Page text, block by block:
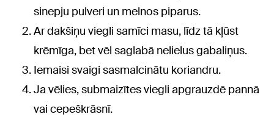
sinepju pulveri un melnos piparus.
Ar dakšiņu viegli samīci masu, līdz tā kļūst
krēmīga, bet vēl saglabā nelielus gabaliņus.
Iemaisi svaigi sasmalcinātu koriandru.
Ja vēlies, submaizītes viegli apgrauzdē pannā
vai cepeškrāsnī.